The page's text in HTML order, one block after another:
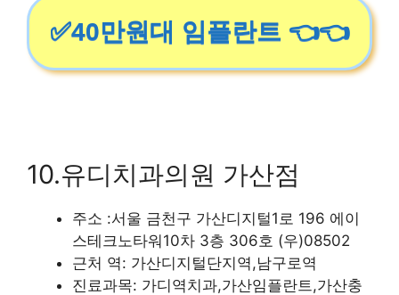
✅40만원대 임플란트 👈👈
10.유디치과의원 가산점
주소 :서울 금천구 가산디지털1로 196 에이
스테크노타워10차 3층 306호 (우)08502
근처 역: 가산디지털단지역,남구로역
진료과목: 가디역치과,가산임플란트,가산충